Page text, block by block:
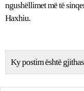
ngushëllimet më të
Haxhiu.
Ky postim është